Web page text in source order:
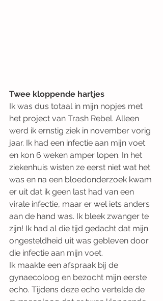
Twee kloppende hartjes
Ik was dus totaal in mijn nopjes met
het project van Trash Rebel. Alleen
werd ik ernstig ziek in november vorig
jaar. Ik had een infectie aan mijn voet
en kon 6 weken amper lopen. In het
ziekenhuis wisten ze eerst niet wat het
was en na een bloedonderzoek kwam
er uit dat ik geen last had van een
virale infectie, maar er wel iets anders
aan de hand was. Ik bleek zwanger te
zijn! Ik had al die tijd gedacht dat mijn
ongesteldheid uit was gebleven door
die infectie aan mijn voet.
Ik maakte een afspraak bij de
gynaecoloog en bezocht mijn eerste
echo. Tijdens deze echo vertelde de